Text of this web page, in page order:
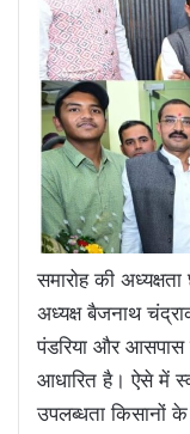
समारोह की
अध्यक्ष बैजनाथ
पंडरिया और आसपास
आधारित है। ऐसे में
उपलब्धता किसानों के